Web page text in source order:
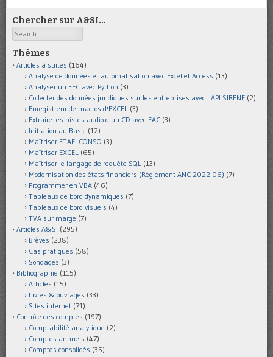
Chercher sur A&SI…
Search
Thèmes
Articles à suites (164)
Analyse de données et automatisation avec Excel et Access (13)
Analyser un FEC avec Python (3)
Collecter des données juridiques sur les entreprises avec l'API SIRENE (2)
Enregistreur de macros d'EXCEL (3)
Extraire les pistes audio d'un CD avec EAC (3)
Initiation au Basic (12)
Maîtriser ETAFI CONSO (3)
Maîtriser EXCEL (65)
Maîtriser le langage de requête SQL (13)
Modernisation des états financiers (Règlement ANC 2022-06) (7)
Programmer en VBA (46)
Tableaux de bord dynamiques (7)
Tableaux de bord visuels (4)
TVA sur marge (7)
Articles A&SI (295)
Brèves (238)
Cas pratiques (58)
Sondages (3)
Bibliographie (115)
Articles (15)
Livres & ouvrages (33)
Sites internet (71)
Contrôle des comptes (197)
Comptabilité analytique (2)
Comptes annuels (47)
Comptes consolidés (35)